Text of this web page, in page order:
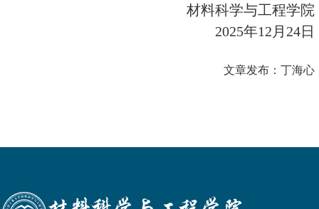
材料科学与工程学院
2025年12月24日
文章发布：丁海心